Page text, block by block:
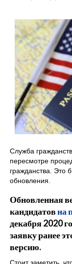
Служба
пересмотре
гражданства. Это
обновления.
Обновленная
кандидатовна
декабря 2020
заявку ранее
версию.
Стоит заметить,